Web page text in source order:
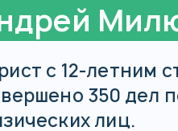
с 12-летним
350 дел
лиц.